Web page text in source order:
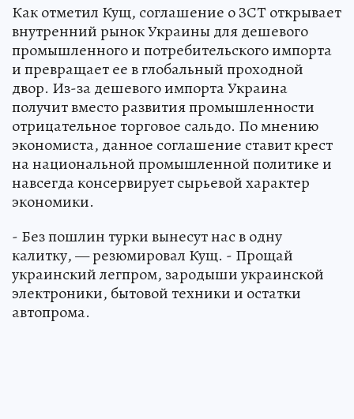
Как отметил Кущ, соглашение о ЗСТ открывает
внутренний рынок Украины для дешевого
промышленного и потребительского импорта
и превращает ее в глобальный проходной
двор. Из-за дешевого импорта Украина
получит вместо развития промышленности
отрицательное торговое сальдо. По мнению
экономиста, данное соглашение ставит крест
на национальной промышленной политике и
навсегда консервирует сырьевой характер
экономики.
- Без пошлин турки вынесут нас в одну
калитку, — резюмировал Кущ. - Прощай
украинский легпром, зародыши украинской
электроники, бытовой техники и остатки
автопрома.